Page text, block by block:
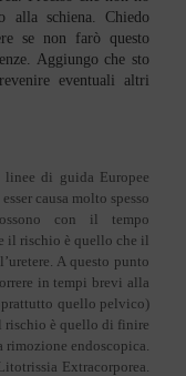
schiena. Chiedo
se non farò questo
Aggiungo che sto
eventuali altri
di guida Europee
causa molto spesso
con il tempo
il rischio è quello che il
A questo punto
in tempi brevi alla
quello pelvico)
rischio è quello di finire
rimozione endoscopica.
Extracorporea.